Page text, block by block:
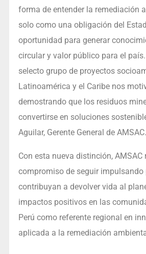
forma de entender la remediación
solo como una obligación del
oportunidad para generar
circular y valor público para el
selecto grupo de proyectos
Latinoamérica y el Caribe nos
demostrando que los residuos
convertirse en soluciones
Aguilar, Gerente General de AMSAC.
Con esta nueva distinción, AMSAC
compromiso de seguir impulsando
contribuyan a devolver vida al
impactos positivos en las
Perú como referente regional en
aplicada a la remediación